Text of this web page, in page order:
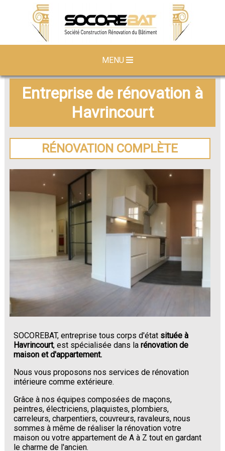
MENU
Entreprise de rénovation à
Havrincourt
RÉNOVATION COMPLÈTE
SOCOREBAT, entreprise tous corps d'état située à
Havrincourt, est spécialisée dans larénovation de
maison et d'appartement.
Nous vous proposons nos services de rénovation
intérieure comme extérieure.
Grâce à nos équipes composées de maçons,
peintres, électriciens, plaquistes, plombiers,
carreleurs, charpentiers, couvreurs, ravaleurs, nous
sommes à même de réaliser la rénovation votre
maison ou votre appartement de A à Z tout en gardant
le charme de l'ancien.